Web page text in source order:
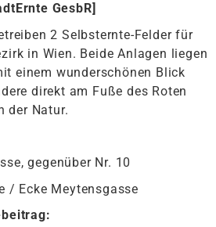
GesbR]
2 Selbsternte-Felder für
in Wien. Beide Anlagen liegen
einem wunderschönen Blick
direkt am Fuße des Roten
der Natur.
gegenüber Nr. 10
/ Ecke Meytensgasse